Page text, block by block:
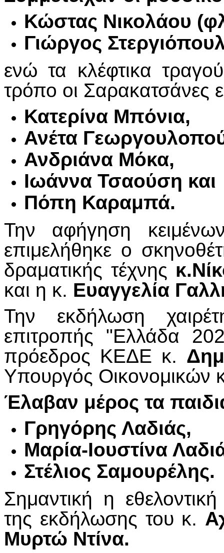
Κώστας Νικολάου
Γιώργος
ενώ τα κλέφτικα
τρόπο οι Σαρακατσάνες
Κατερίνα Μπόνια,
Ανέτα
Ανδριάνα Μόκα,
Ιωάννα Τσαούση και
Πόπη Καραμπά.
Την αφήγηση
επιμελήθηκε ο
δραματικής τέχνης
και η κ. Ευαγγελία
Την εκδήλωση
επιτροπής "Ελλάδα
πρόεδρος ΚΕΔΕ κ.
Υπουργός Οικονομικών
Έλαβαν μέρος τα
Γρηγόρης Λαδιάς,
Μαρία-Ιουστίνα
Στέλιος Σαμουρέλης.
Σημαντική η
της εκδήλωσης του κ.
Μυρτώ Ντίνα.